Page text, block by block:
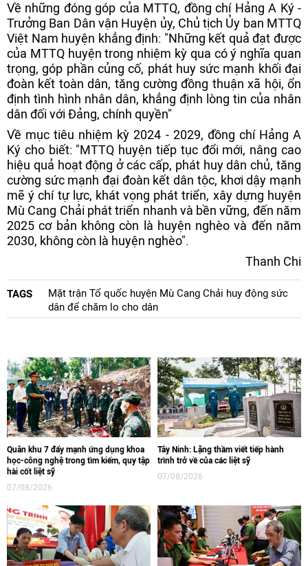
Về những đóng góp của MTTQ, đồng chí Hảng A Ký -
Trưởng Ban Dân vận Huyện ủy, Chủ tịch Ủy ban MTTQ
Việt Nam huyện khẳng định: "Những kết quả đạt được
của MTTQ huyện trong nhiệm kỳ qua có ý nghĩa quan
trọng, góp phần củng cố, phát huy sức mạnh khối đại
đoàn kết toàn dân, tăng cường đồng thuận xã hội, ổn
định tình hình nhân dân, khẳng định lòng tin của nhân
dân đối với Đảng, chính quyền"
Về mục tiêu nhiệm kỳ 2024 - 2029, đồng chí Hảng A
Ký cho biết: "MTTQ huyện tiếp tục đổi mới, nâng cao
hiệu quả hoạt động ở các cấp, phát huy dân chủ, tăng
cường sức mạnh đại đoàn kết dân tộc, khơi dậy mạnh
mẽ ý chí tự lực, khát vọng phát triển, xây dựng huyện
Mù Cang Chải phát triển nhanh và bền vững, đến năm
2025 cơ bản không còn là huyện nghèo và đến năm
2030, không còn là huyện nghèo".
Thanh Chi
TAGS
Mặt trận Tổ quốc huyện Mù Cang Chải huy động sức
dân để chăm lo cho dân
Quân khu 7 đẩy mạnh ứng dụng khoa
học-công nghệ trong tìm kiếm, quy tập
hài cốt liệt sỹ
07/08/2026
Tây Ninh: Lặng thầm viết tiếp hành
trình trở về của các liệt sỹ
07/08/2026